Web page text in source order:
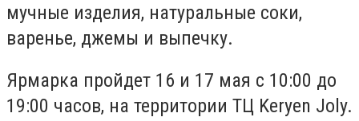
мучные изделия, натуральные соки,
варенье, джемы и выпечку.
Ярмарка пройдет 16 и 17 мая с 10:00 до
19:00 часов, на территории ТЦ Keryen Joly.